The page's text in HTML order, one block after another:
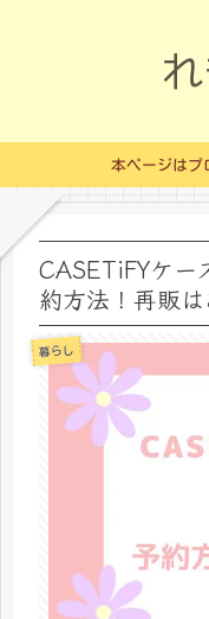
本ページはプ
CASETiFYケー
約方法！再販
暮らし